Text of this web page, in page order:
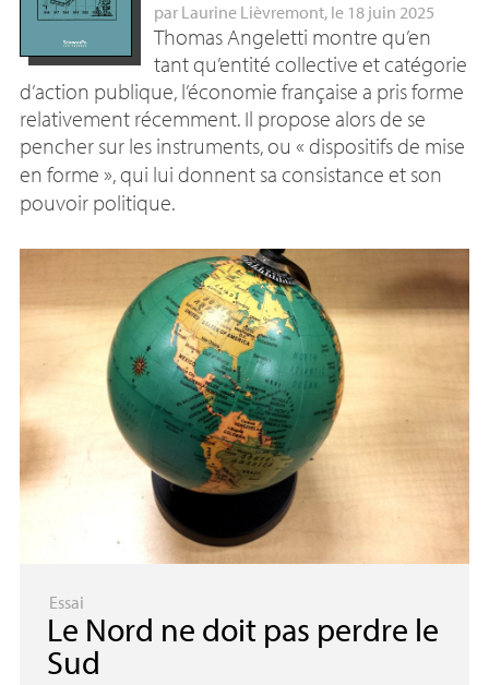
par Laurine Lièvremont, le 18 juin 2025
Thomas Angeletti montre qu’en
tant qu’entité collective et catégorie
d’action publique, l’économie française a pris forme
relativement récemment. Il propose alors de se
pencher sur les instruments, ou « dispositifs de mise
en forme », qui lui donnent sa consistance et son
pouvoir politique.
Essai
Le Nord ne doit pas perdre le
Sud